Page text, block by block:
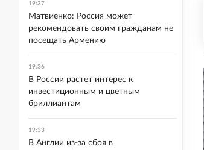
19:37
Матвиенко: Россия может
рекомендовать своим гражданам не
посещать Армению
19:36
В России растет интерес к
инвестиционным и цветным
бриллиантам
19:33
В Англии из-за сбоя в